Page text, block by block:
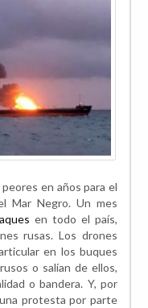
en años para el
Mar Negro. Un mes
en todo el país,
rusas. Los drones
en los buques
o salían de ellos,
o bandera. Y, por
protesta por parte